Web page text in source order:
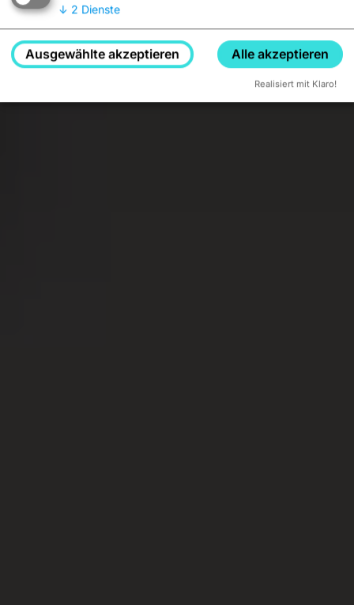
↓ 2 Dienste
Ausgewählte akzeptieren Alle akzeptieren
Realisiert mit Klaro!